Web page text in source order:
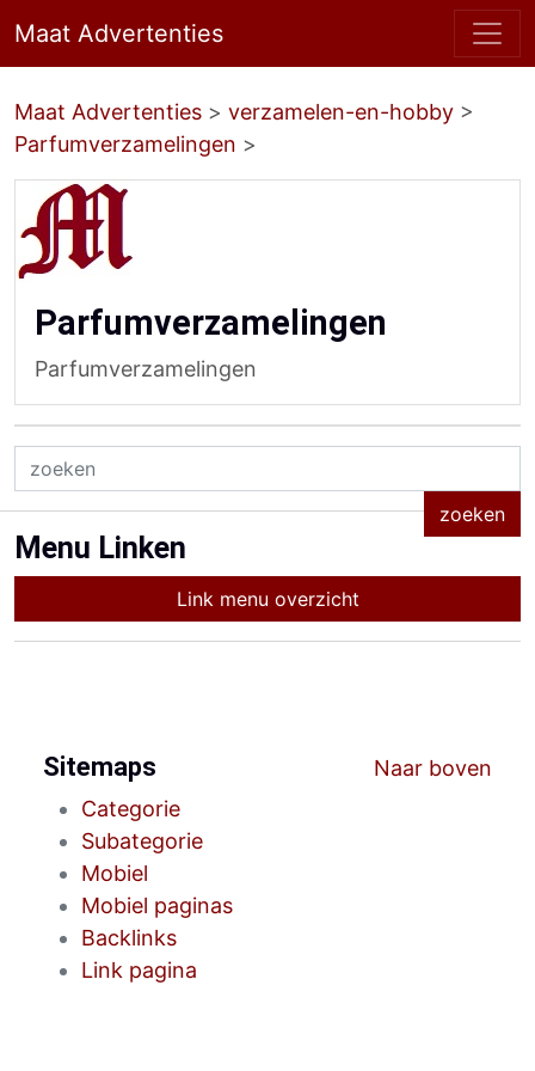
Maat Advertenties
Maat Advertenties > verzamelen-en-hobby >
Parfumverzamelingen >
Parfumverzamelingen
Parfumverzamelingen
Menu Linken
Link menu overzicht
Naar boven
Sitemaps
Categorie
Subategorie
Mobiel
Mobiel paginas
Backlinks
Link pagina